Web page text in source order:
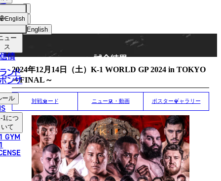
English
中文（简体）
中文（繁體）
ไทย
العربية
ョッ
プ
ュー
ス
情
ンド
ンサ
ール
1につ
いて
GYM
English MATCH RESULT
試合結果
2024年12⽉14⽇（土）K-1 WORLD GP 2024 in TOKYO
～FINAL～
対戦カード ニュース・動画 ポスターギャラリー